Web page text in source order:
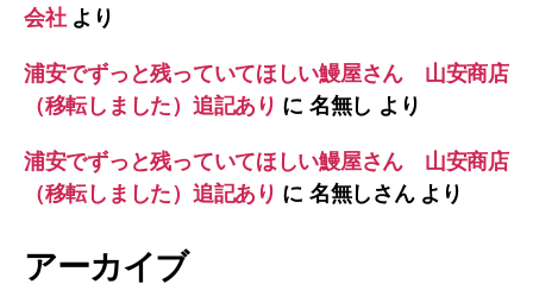
会社より
浦安でずっと残っていてほしい鰻屋さん 山安商店
（移転しました）追記あり に 名無し より
浦安でずっと残っていてほしい鰻屋さん 山安商店
（移転しました）追記あり に 名無しさんより
アーカイブ